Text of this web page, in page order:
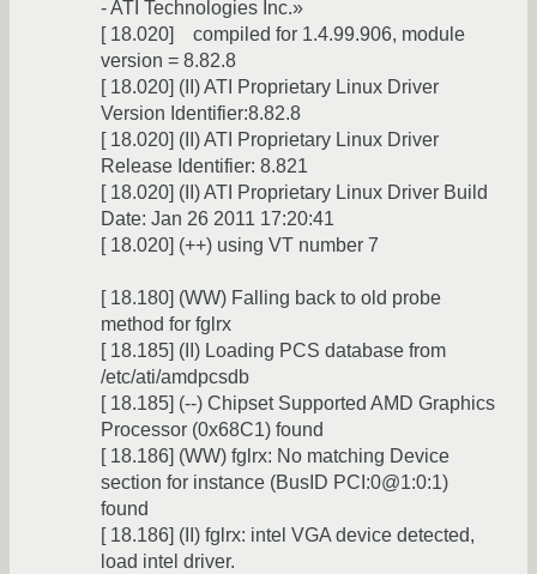
- ATI Technologies Inc.»
[ 18.020] compiled for 1.4.99.906, module
version = 8.82.8
[ 18.020] (II) ATI Proprietary Linux Driver
Version Identifier:8.82.8
[ 18.020] (II) ATI Proprietary Linux Driver
Release Identifier: 8.821
[ 18.020] (II) ATI Proprietary Linux Driver Build
Date: Jan 26 2011 17:20:41
[ 18.020] (++) using VT number 7
[ 18.180] (WW) Falling back to old probe
method for fglrx
[ 18.185] (II) Loading PCS database from
/etc/ati/amdpcsdb
[ 18.185] (--) Chipset Supported AMD Graphics
Processor (0x68C1) found
[ 18.186] (WW) fglrx: No matching Device
section for instance (BusID PCI:0@1:0:1)
found
[ 18.186] (II) fglrx: intel VGA device detected,
load intel driver.